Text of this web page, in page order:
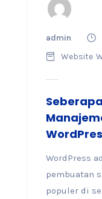
admin
Website
WordPress
pembuatan
populer di